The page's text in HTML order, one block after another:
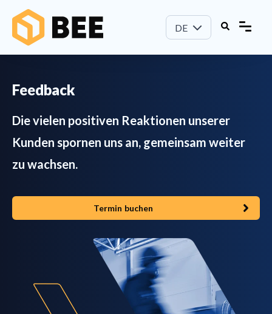
DE
Feedback
Die vielen positiven Reaktionen unserer
Kunden spornen uns an, gemeinsam weiter
zu wachsen.
Termin buchen